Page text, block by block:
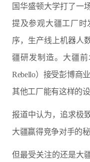
国华盛顿大学打了一
提及参观大疆工厂时
序，生产线上机器人
疆研发制造。大疆前
Rebello）接受彭博商
其他工厂能有这样的
报道中认为，追求极
大疆赢得竞争对手的秘
但最受关注的还是大